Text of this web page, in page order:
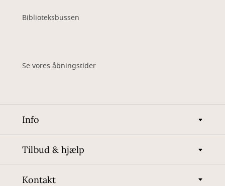
Biblioteksbussen
Se vores åbningstider
Info
Tilbud & hjælp
Kontakt